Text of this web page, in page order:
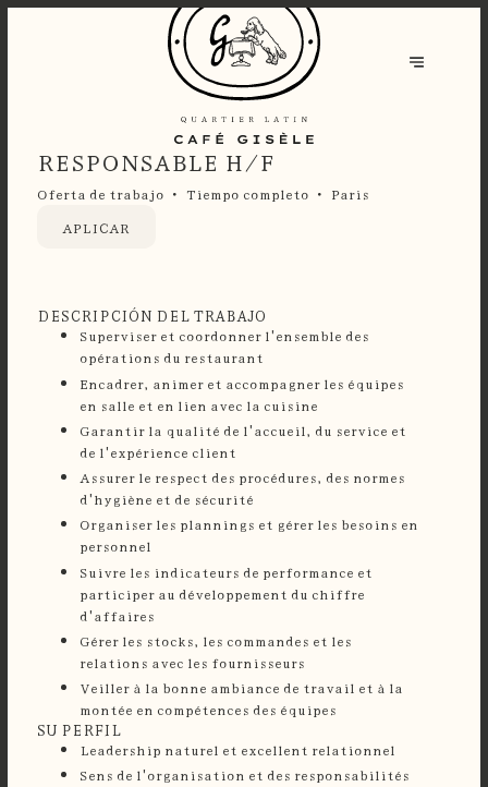
RESPONSABLE H/F
Oferta de trabajo Tiempo completo
Paris
APLICAR
DESCRIPCIÓN DEL TRABAJO
Superviser et coordonner l'ensemble des
opérations du restaurant
Encadrer, animer et accompagner les équipes
en salle et en lien avec la cuisine
Garantir la qualité de l'accueil, du service et
de l'expérience client
Assurer le respect des procédures, des normes
d'hygiène et de sécurité
Organiser les plannings et gérer les besoins en
personnel
Suivre les indicateurs de performance et
participer au développement du chiffre
d'affaires
Gérer les stocks, les commandes et les
relations avec les fournisseurs
Veiller à la bonne ambiance de travail et à la
montée en compétences des équipes
SU PERFIL
Leadership naturel et excellent relationnel
Sens de l'organisation et des responsabilités